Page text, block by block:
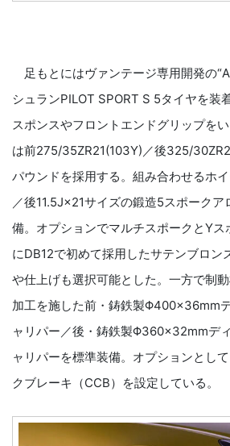
足もとにはヴァンテージ専用開発の
シュランPILOT SPORT S 5タイヤを装
スポンスやフロントエンドグリップを
は前275/35ZR21(103Y)／後325/
パウンドを採用する。組み合わせるホ
／後11.5J×21サイズの鍛造5スポーク
備。オプションでマルチスポークとYス
にDB12で初めて採用したサテンブロン
や仕上げも選択可能とした。一方で制
加工を施した前・鋳鉄製Φ400×36mm
ャリパー／後・鋳鉄製Φ360×32mmデ
ャリパーを標準装備。オプションとし
クブレーキ（CCB）を設定している。